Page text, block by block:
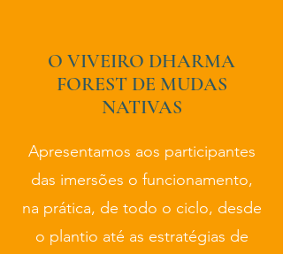
O VIVEIRO DHARMA
FOREST DE MUDAS
NATIVAS
Apresentamos aos participantes
das imersões o funcionamento,
na prática, de todo o ciclo, desde
o plantio até as estratégias de